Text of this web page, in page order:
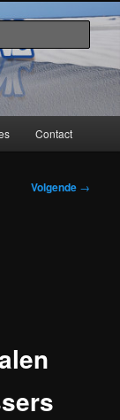
Contact
Volgende →